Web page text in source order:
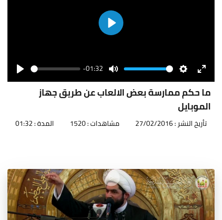
Play
Play
Seek -01:32
Mute
Volume
SettingsEnter
ما حكم ممارسة بعض الالعاب عن طريق جهاز
الموبايل
تأريخ النشر : 27/02/2016 مشاهدات : 1520 المدة : 01:32